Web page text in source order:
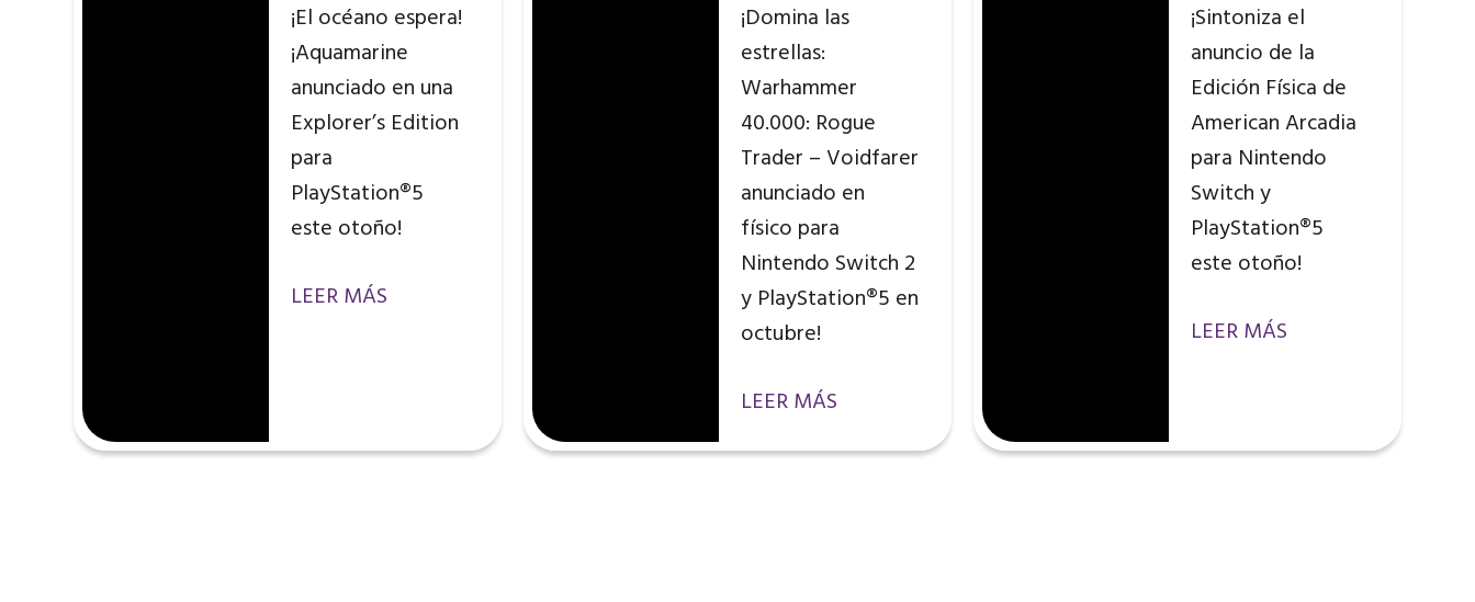
¡El océano espera!
¡Aquamarine
anunciado en una
Explorer’s Edition
para
PlayStation®5
este otoño!
LEER MÁS
¡Domina las
estrellas:
Warhammer
40.000: Rogue
Trader – Voidfarer
anunciado en
físico para
Nintendo Switch 2
y PlayStation®5 en
octubre!
LEER MÁS
¡Sintoniza el
anuncio de la
Edición Física de
American Arcadia
para Nintendo
Switch y
PlayStation®5
este otoño!
LEER MÁS